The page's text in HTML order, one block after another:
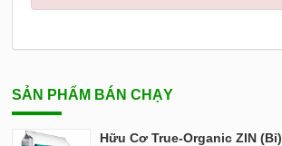
SẢN PHẨM BÁN CHẠY
Hữu Cơ True-Organic ZIN (Bỉ)